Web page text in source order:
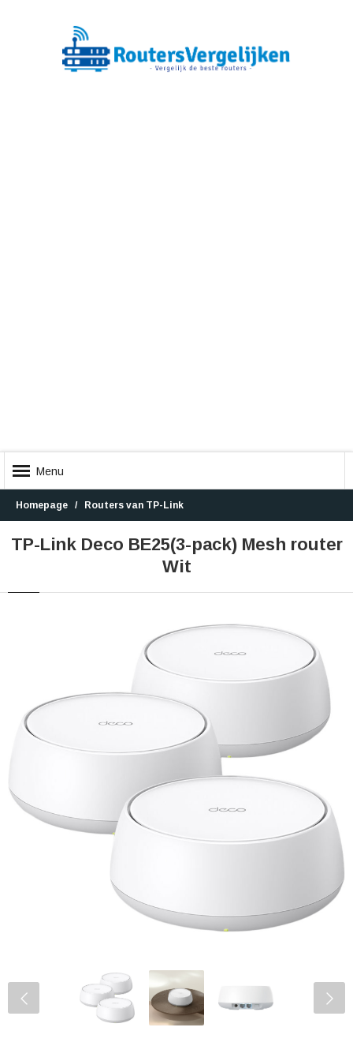
Menu
Homepage Routers van TP-Link
TP-Link Deco BE25(3-pack) Mesh router
Wit